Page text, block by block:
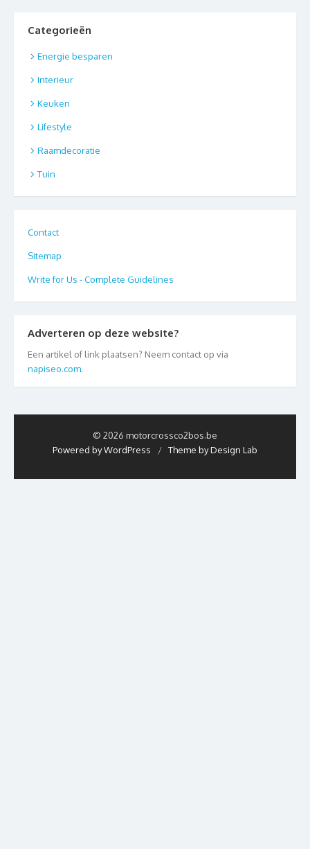
Categorieën
Energie besparen
Interieur
Keuken
Lifestyle
Raamdecoratie
Tuin
Contact
Sitemap
Write for Us - Complete Guidelines
Adverteren op deze website?
Een artikel of link plaatsen? Neem contact op via
napiseo.com.
© 2026 motorcrossco2bos.be
Powered by WordPress
/ Theme by Design Lab